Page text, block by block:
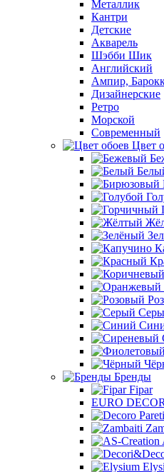
Металлик
Кантри
Детские
Акварель
Шэбби Шик
Английский
Ампир,
Дизайнерские
Ретро
Морской
Современный
Цвет
Бренды
Fipar
EURO DECOR